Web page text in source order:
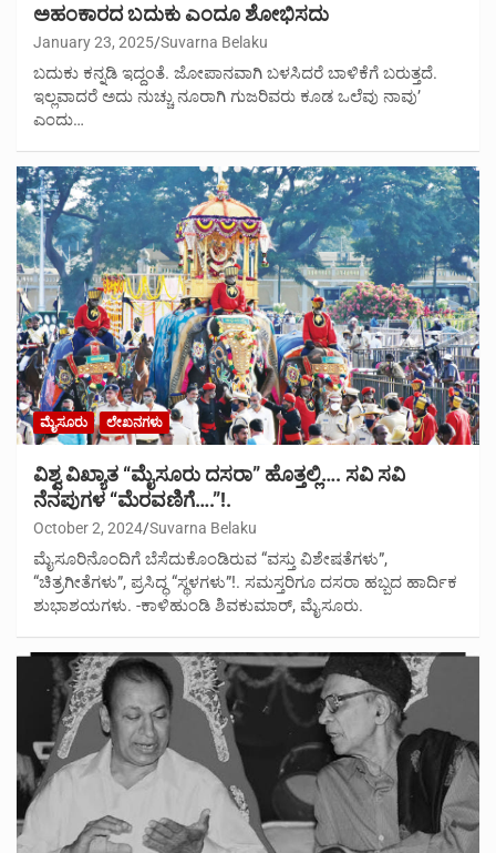
ಅಹಂಕಾರದ ಬದುಕು ಎಂದೂ ಶೋಭಿಸದು
January 23, 2025 Suvarna Belaku
ಬದುಕು ಕನ್ನಡಿ ಇದ್ದಂತೆ. ಜೋಪಾನವಾಗಿ ಬಳಸಿದರೆ ಬಾಳಿಕೆಗೆ ಬರುತ್ತದೆ.
ಇಲ್ಲವಾದರೆ ಅದು ನುಚ್ಚು ನೂರಾಗಿ ಗುಜರಿವರು ಕೂಡ ಒಲೆವು ನಾವು’
ಎಂದು…
ಮೈಸೂರು ಲೇಖನಗಳು
ವಿಶ್ವ ವಿಖ್ಯಾತ “ಮೈಸೂರು ದಸರಾ” ಹೊತ್ತಲ್ಲಿ…. ಸವಿ ಸವಿ
ನೆನಪುಗಳ “ಮೆರವಣಿಗೆ….”!.
October 2, 2024 Suvarna Belaku
ಮೈಸೂರಿನೊಂದಿಗೆ ಬೆಸೆದುಕೊಂಡಿರುವ “ವಸ್ತು ವಿಶೇಷತೆಗಳು”,
“ಚಿತ್ರಗೀತೆಗಳು”, ಪ್ರಸಿದ್ಧ “ಸ್ಥಳಗಳು”!. ಸಮಸ್ತರಿಗೂ ದಸರಾ ಹಬ್ಬದ ಹಾರ್ದಿಕ
ಶುಭಾಶಯಗಳು. -ಕಾಳಿಹುಂಡಿ ಶಿವಕುಮಾರ್, ಮೈಸೂರು.